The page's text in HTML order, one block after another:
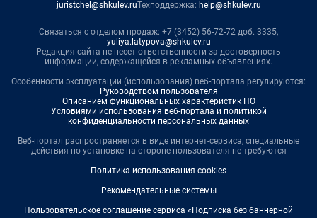
juristchel@shkulev.ruТехподдержка: help@shkulev.ru
Связаться с отделом продаж: +7 (3452) 56-72-72 доб. 3335,
yuliya.latypova@shkulev.ru
Редакция сайта не несет ответственности за достоверность
информации, содержащейся в рекламных объявлениях.
Особенности эксплуатации (использования) веб-портала регулируются:
Руководством пользователя
Описанием функциональных характеристик ПО
Условиями использования веб-портала и политикой
конфиденциальности персональных данных
Веб-портал распространяется в виде интернет-сервиса, специальные
действия по установке на стороне пользователя не требуются
Политика использования cookies
Рекомендательные системы
Пользовательское соглашение сервиса «Подписка без баннерной